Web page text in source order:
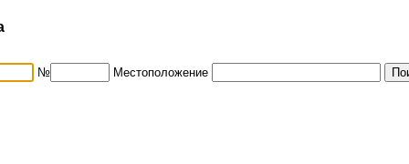
№ Местоположение